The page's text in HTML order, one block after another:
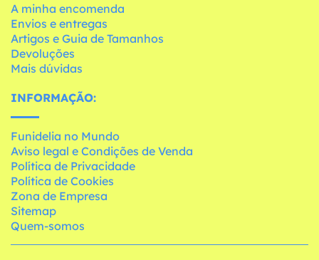
A minha encomenda
Envios e entregas
Artigos e Guia de Tamanhos
Devoluções
Mais dúvidas
INFORMAÇÃO:
Funidelia no Mundo
Aviso legal e Condições de Venda
Política de Privacidade
Política de Cookies
Zona de Empresa
Sitemap
Quem-somos